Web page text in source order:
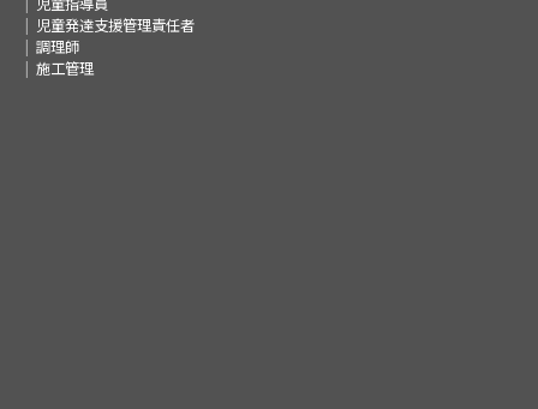
児童発達支援管理責任者
調理師
施工管理